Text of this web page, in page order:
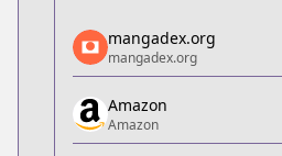
mangadex.org
mangadex.org
https://mangadex.org/
Amazon
Amazon
mangadex.org
mangadex.org
Amazon
Amazon